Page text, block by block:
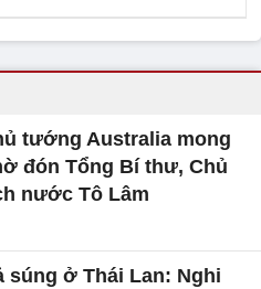
tướng Australia mong
đón Tổng Bí thư, Chủ
nước Tô Lâm
súng ở Thái Lan: Nghi